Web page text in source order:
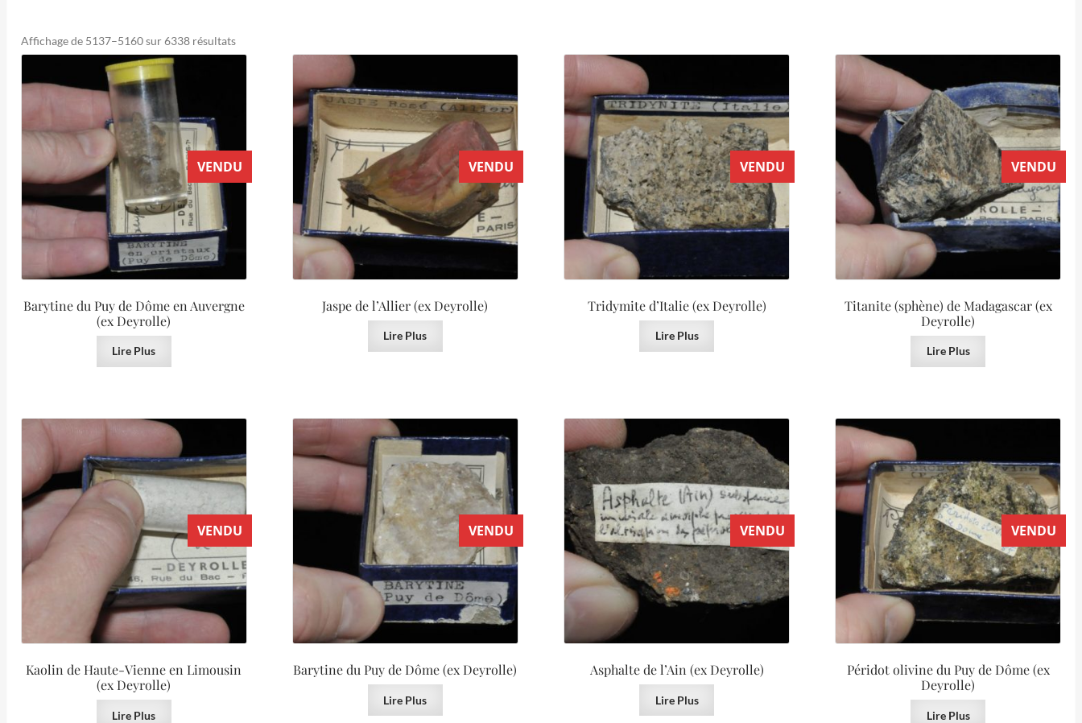
Affichage de 5137–5160 sur 6338 résultatsTrié
du
VENDU
Barytine du Puy de Dôme en Auvergne
(ex Deyrolle)
Lire Plus
VENDU
Jaspe de l’Allier (ex Deyrolle)
Lire Plus
VENDU
Tridymite d’Italie (ex Deyrolle)
Lire Plus
VENDU
Titanite (sphène) de Madagascar (ex
Deyrolle)
Lire Plus
VENDU
Kaolin de Haute-Vienne en Limousin
(ex Deyrolle)
Lire Plus
VENDU
Barytine du Puy de Dôme (ex Deyrolle)
Lire Plus
VENDU
Asphalte de l’Ain (ex Deyrolle)
Lire Plus
VENDU
Péridot olivine du Puy de Dôme (ex
Deyrolle)
Lire Plus